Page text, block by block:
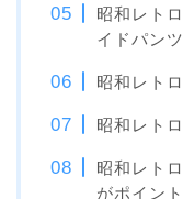
昭和レト
イドパンツ
昭和レト
昭和レト
昭和レト
がポイント